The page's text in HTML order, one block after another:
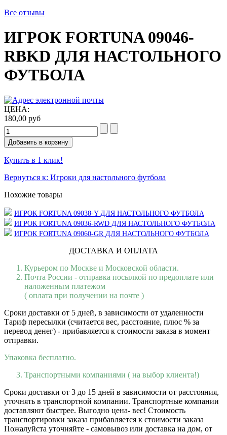
Все отзывы
ИГРОК FORTUNA 09046-
RBKD ДЛЯ НАСТОЛЬНОГО
ФУТБОЛА
ЦЕНА:
180,00 руб
Купить в 1 клик!
Вернуться к: Игроки для настольного футбола
Похожие товары
ИГРОК FORTUNA 09038-Y ДЛЯ НАСТОЛЬНОГО ФУТБОЛА
ИГРОК FORTUNA 09036-RWD ДЛЯ НАСТОЛЬНОГО ФУТБОЛА
ИГРОК FORTUNA 09060-GR ДЛЯ НАСТОЛЬНОГО ФУТБОЛА
ДОСТАВКА И ОПЛАТА
Курьером по Москве и Московской области.
Почта России - отправка посылкой по предоплате или
наложенным платежом
( оплата при получении на почте )
Сроки доставки от 5 дней, в зависимости от удаленности
Тариф пересылки (считается вес, расстояние, плюс % за
перевод денег) - прибавляется к стоимости заказа в момент
отправки.
Упаковка бесплатно.
Транспортными компаниями ( на выбор клиента!)
Сроки доставки от 3 до 15 дней в зависимости от расстояния,
уточнять в транспортной компании. Транспортные компании
доставляют быстрее. Выгодно цена- вес! Стоимость
транспортировки заказа прибавляется к стоимости заказа
Пожалуйста уточняйте - самовывоз или доставка на дом, от